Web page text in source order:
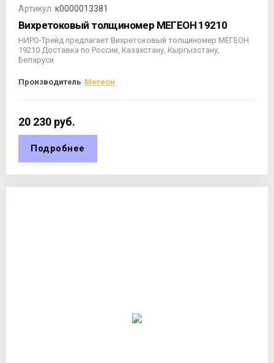
Артикул: к0000013381
Вихретоковый толщиномер МЕГЕОН 19210
НИРО-Трейд предлагает Вихретоковый толщиномер МЕГЕОН
19210 Доставка по России, Казахстану, Кыргызстану,
Беларуси
Производитель Мегеон
20 230 руб.
Подробнее